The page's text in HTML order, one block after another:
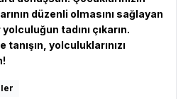
düzenli olmasını sağlayan
tadını çıkarın.
yolculuklarınızı